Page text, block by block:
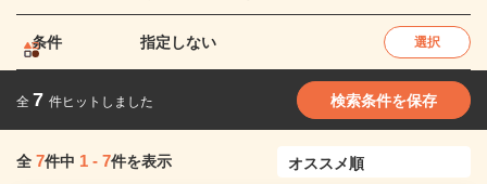
条件 指定しない 選択
全 7 件ヒットしました 検索条件を保存
全 7件中 1 - 7件を表示